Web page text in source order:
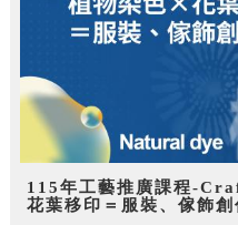
115年工藝推廣課程-
花葉移印＝服裝、傢飾創